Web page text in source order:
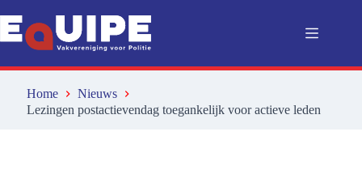
naar
de
inhoud
Home
Nieuws
Lezingen postactievendag toegankelijk voor actieve leden